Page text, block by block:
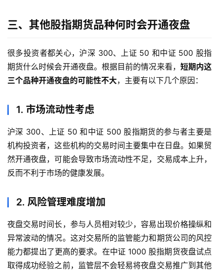
首
页
三、其他股指期货品种何时会开通夜盘
很多投资者都关心，沪深 300、上证 50 和中证 500 股指
期货什么时候会开通夜盘。根据目前的情况来看， 短期内这
三个品种开通夜盘的可能性不大，主要有以下几个原因：
1. 市场流动性考虑
沪深 300、上证 50 和中证 500 股指期货的参与者主要是
机构投资者，这些机构的交易时间主要集中在日盘。如果贸
然开通夜盘，可能会导致市场流动性不足，交易成本上升，
反而不利于市场的健康发展。
2. 风险管理难度增加
夜盘交易时间长，参与人员相对较少，容易出现价格操纵和
异常波动的情况。这对交易所的监管能力和期货公司的风控
能力都提出了更高的要求。在中证 1000 股指期货夜盘试点
取得成功经验之前，监管层不会轻易将夜盘交易推广到其他